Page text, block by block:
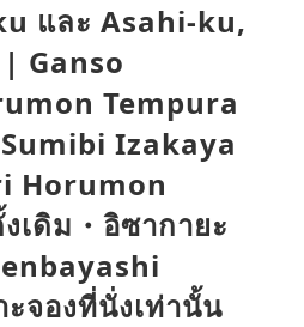
และ Asahi-ku,
Ganso
Tempura
Izakaya
Horumon
เดิม・อิซากายะ
จองที่นั่งเท่านั้น